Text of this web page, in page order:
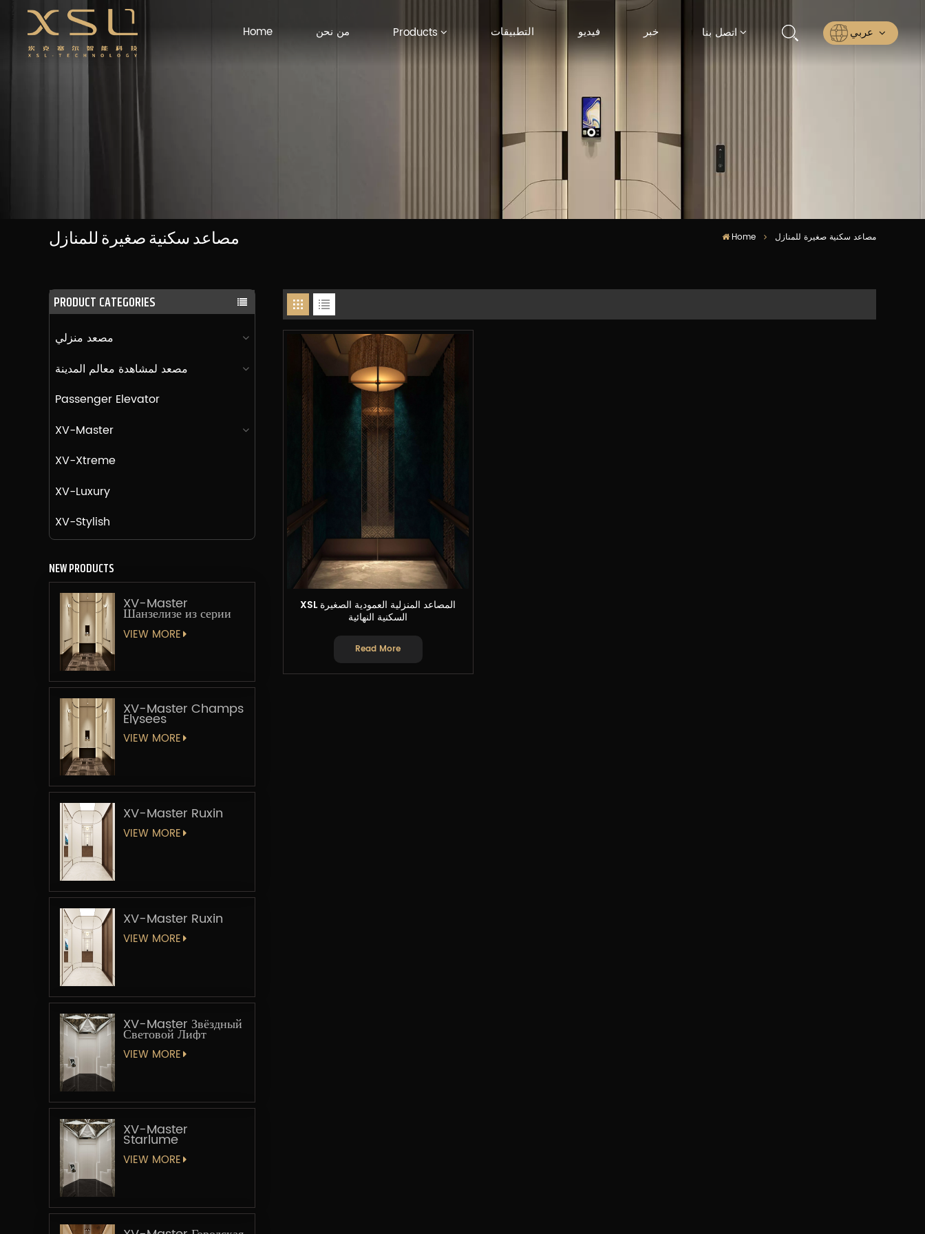
Home من نحن Products التطبيقات فيديو خبر اتصل بنا عربي
ไทย
مصاعد سكنية صغيرة للمنازل Home مصاعد سكنية صغيرة للمنازل
PRODUCT CATEGORIES
مصعد منزلي
مصعد لمشاهدة معالم المدينة
Passenger Elevator
XV-Master
XV-Xtreme
XV-Luxury
XV-Stylish
NEW PRODUCTS
XV-Master
Шанзелизе из серии
«Мастер-лифт»
VIEW MORE
XV-Master Champs
Elysees
VIEW MORE
XV-Master Ruxin
VIEW MORE
XV-Master Ruxin
VIEW MORE
XV-Master Звёздный
Световой Лифт
VIEW MORE
XV-Master
Starlume
VIEW MORE
XSL المصاعد المنزلية العمودية الصغيرة
السكنية النهائية
Read More